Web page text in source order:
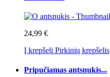
24,99 €
Į krepšelį Pirkinių krepšelis
Pripučiamas antsnukis...